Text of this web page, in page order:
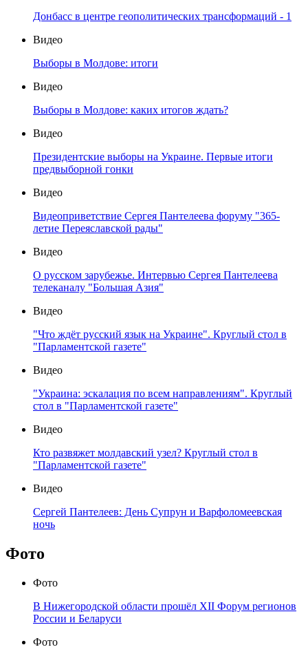
Донбасс в центре геополитических трансформаций - 1
Видео
Выборы в Молдове: итоги
Видео
Выборы в Молдове: каких итогов ждать?
Видео
Президентские выборы на Украине. Первые итоги
предвыборной гонки
Видео
Видеоприветствие Сергея Пантелеева форуму "365-
летие Переяславской рады"
Видео
О русском зарубежье. Интервью Сергея Пантелеева
телеканалу "Большая Азия"
Видео
"Что ждёт русский язык на Украине". Круглый стол в
"Парламентской газете"
Видео
"Украина: эскалация по всем направлениям". Круглый
стол в "Парламентской газете"
Видео
Кто развяжет молдавский узел? Круглый стол в
"Парламентской газете"
Видео
Сергей Пантелеев: День Супрун и Варфоломеевская
ночь
Фото
Фото
В Нижегородской области прошёл XII Форум регионов
России и Беларуси
Фото